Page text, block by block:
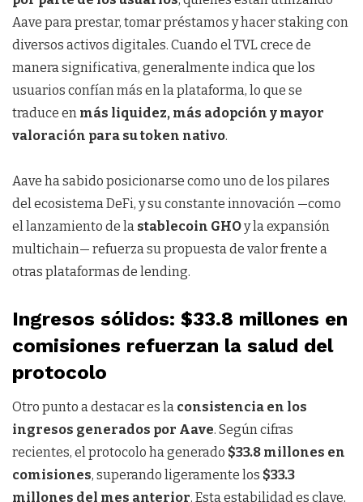
Aave para prestar, tomar préstamos y hacer staking con
diversos activos digitales. Cuando el TVL crece de
manera significativa, generalmente indica que los
usuarios confían más en la plataforma, lo que se
traduce en más liquidez, más adopción y mayor
valoración para su token nativo.
Aave ha sabido posicionarse como uno de los pilares
del ecosistema DeFi, y su constante innovación —como
el lanzamiento de la stablecoin GHOy la expansión
multichain— refuerza su propuesta de valor frente a
otras plataformas de lending.
Ingresos sólidos: $33.8 millones en
comisiones refuerzan la salud del
protocolo
Otro punto a destacar es la consistencia en los
ingresos generados por Aave. Según cifras
recientes, el protocolo ha generado $33.8 millones en
comisiones, superando ligeramente los $33.3
millones del mes anterior. Esta estabilidad es clave,